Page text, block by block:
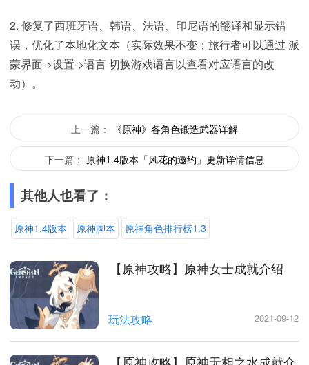
2. 修复了西班牙语、韩语、法语、印尼语的翻译和显示错
误，优化了本地化文本（实际效果不变；旅行者可以通过 派
蒙界面->设置->语言 切换游戏语言以查看对应语言的改
动）。
上一篇： 《原神》各角色锻造武器详解
下一篇： 原神1.4版本「风花的邀约」更新详情信息
其他人也看了：
原神1.4版本 原神脚本 原神角色排行榜1.3
【原神攻略】原神女士成就介绍
玩法攻略 2021-09-12
【原神攻略】原神无相之水成就介